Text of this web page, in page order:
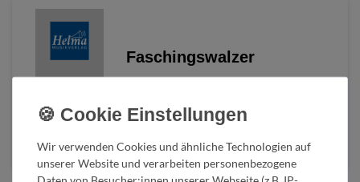
Faschingswalzer
48,90 € *
Versandkosten
Details anzeigen
Wir verwenden Cookies und ähnliche Technologien auf
unserer Website und verarbeiten personenbezogene